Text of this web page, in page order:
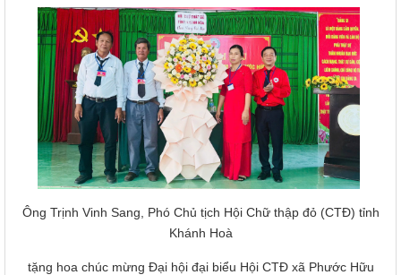
Ông Trịnh Vinh Sang, Phó Chủ tịch Hội Chữ thập đỏ (CTĐ) tỉnh
Khánh Hoà
tặng hoa chúc mừng Đại hội đại biểu Hội CTĐ xã Phước Hữu